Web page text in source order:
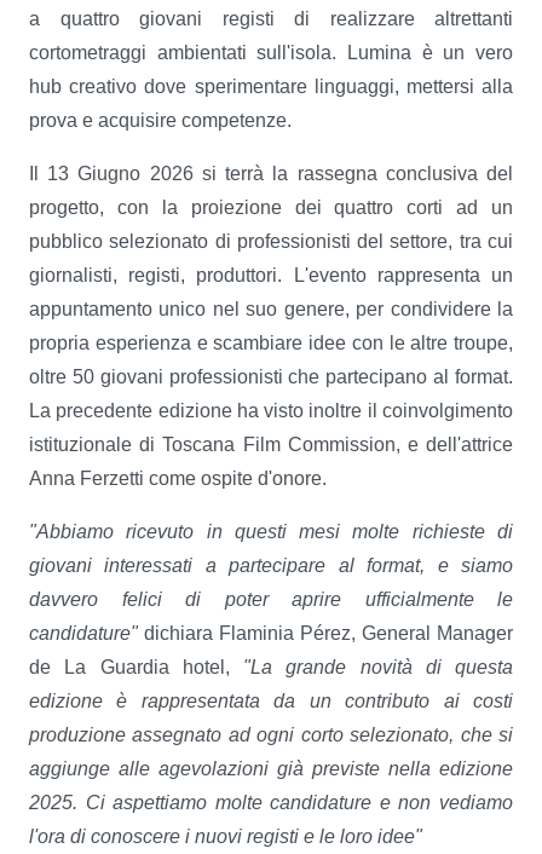
a quattro giovani registi di realizzare altrettanti
cortometraggi ambientati sull'isola. Lumina è un vero
hub creativo dove sperimentare linguaggi, mettersi alla
prova e acquisire competenze.
Il 13 Giugno 2026 si terrà la rassegna conclusiva del
progetto, con la proiezione dei quattro corti ad un
pubblico selezionato di professionisti del settore, tra cui
giornalisti, registi, produttori. L'evento rappresenta un
appuntamento unico nel suo genere, per condividere la
propria esperienza e scambiare idee con le altre troupe,
oltre 50 giovani professionisti che partecipano al format.
La precedente edizione ha visto inoltre il coinvolgimento
istituzionale di Toscana Film Commission, e dell'attrice
Anna Ferzetti come ospite d'onore.
"Abbiamo ricevuto in questi mesi molte richieste di
giovani interessati a partecipare al format, e siamo
davvero felici di poter aprire ufficialmente le
candidature"dichiara Flaminia Pérez, General Manager
de La Guardia hotel, "La grande novità di questa
edizione è rappresentata da un contributo ai costi
produzione assegnato ad ogni corto selezionato, che si
aggiunge alle agevolazioni già previste nella edizione
2025. Ci aspettiamo molte candidature e non vediamo
l'ora di conoscere i nuovi registi e le loro idee"